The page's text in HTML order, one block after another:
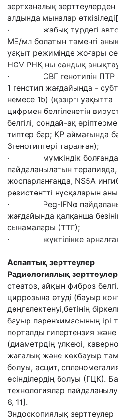
зертханалық
алдында мыналар
· жабық түрдегі
МЕ/мл болатын төменгі
уақыт режимінде жоғары
HCV РНҚ-ны сандық
· СВГ генотипін ПТР
1 генотип жағдайында -
немесе 1b) (қазіргі уақытта
цифрмен белгіленетін
белгілі, сондай-ақ
типтер бар; ҚР аймағында
3генотиптері таралған);
· мүмкіндік болғанда
пайдаланылатын
жоспарланғанда, NS5A
резистентті нұсқаларын
· Peg-IFNα
жағдайында қалқанша
сынамалары (ТТГ);
· жүктілікке арналған
Аспаптық зерттеулер
Радиологиялық зерттеулер
стеатоз, айқын фиброз
циррозына өтуді (бауыр
дөңгелектенуі,бетінің
бауыр паренхимасының ірі
порталды гипертензия және
(диаметрдің үлкеюі,
жағалық және көкбауыр
болуы, асцит,
өсінділердің болуы (ГЦК).
технологиялар
6, 11].
Эндоскопиялық зерттеулер